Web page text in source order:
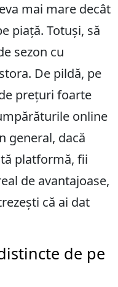
mai mare decât
piață. Totuși, să
sezon cu
De pildă, pe
prețuri foarte
online
general, dacă
platformă, fii
de avantajoase,
că ai dat
de pe